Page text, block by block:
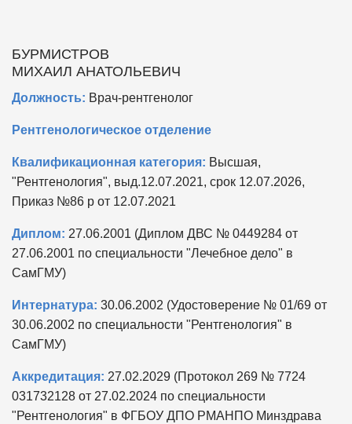
БУРМИСТРОВ
МИХАИЛ АНАТОЛЬЕВИЧ
Должность: Врач-рентгенолог
Рентгенологическое отделение
Квалификационная категория: Высшая,
"Рентгенология", выд.12.07.2021, срок 12.07.2026,
Приказ №86 р от 12.07.2021
Диплом: 27.06.2001 (Диплом ДВС № 0449284 от
27.06.2001 по специальности "Лечебное дело" в
СамГМУ)
Интернатура: 30.06.2002 (Удостоверение № 01/69 от
30.06.2002 по специальности "Рентгенология" в
СамГМУ)
Аккредитация: 27.02.2029 (Протокол 269 № 7724
031732128 от 27.02.2024 по специальности
"Рентгенология" в ФГБОУ ДПО РМАНПО Минздрава